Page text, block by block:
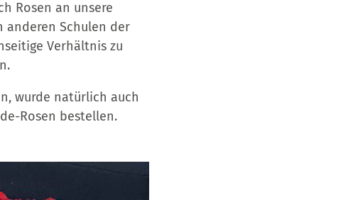
Rosen an unsere
anderen Schulen der
Verhältnis zu
wurde natürlich auch
Rosen bestellen.